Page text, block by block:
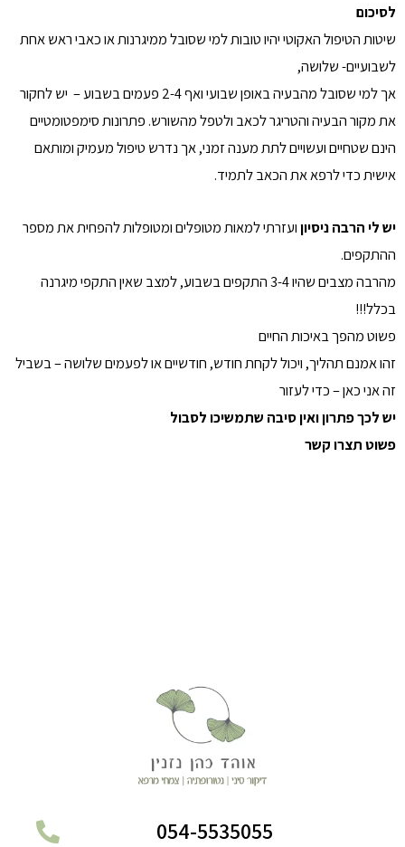
לסיכום
שיטות הטיפול האקוטי יהיו טובות למי שסובל ממיגרנות או כאבי ראש אחת
לשבועיים- שלושה,
אך למי שסובל מהבעיה באופן שבועי ואף 2-4 פעמים בשבוע – יש לחקור
את מקור הבעיה והטריגר לכאב ולטפל מהשורש. פתרונות סימפטומטיים
הינם שטחיים ועשויים לתת מענה זמני, אך נדרש טיפול מעמיק ומותאם
אישית כדי לרפא את הכאב לתמיד.
יש לי הרבה ניסיוןועזרתי למאות מטופלים ומטופלות להפחית את מספר
ההתקפים.
מהרבה מצבים שהיו 3-4 התקפים בשבוע, למצב שאין התקפי מיגרנה
בכלל!!!
פשוט מהפך באיכות החיים
זהו אמנם תהליך, ויכול לקחת חודש, חודשיים או לפעמים שלושה – בשביל
זה אני כאן – כדי לעזור
יש לכך פתרון ואין סיבה שתמשיכו לסבול
פשוט תצרו קשר
054-5535055